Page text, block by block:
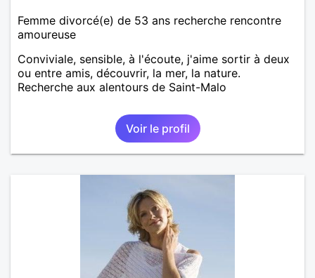
Femme divorcé(e) de 53 ans recherche rencontre
amoureuse
Conviviale, sensible, à l'écoute, j'aime sortir à deux
ou entre amis, découvrir, la mer, la nature.
Recherche aux alentours de Saint-Malo
Voir le profil